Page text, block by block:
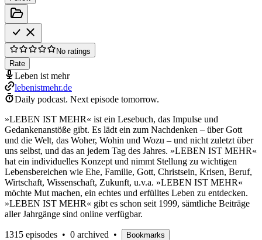
No ratings
Rate
Leben ist mehr
lebenistmehr.de
Daily podcast. Next episode tomorrow.
»LEBEN IST MEHR« ist ein Lesebuch, das Impulse und
Gedankenanstöße gibt. Es lädt ein zum Nachdenken – über Gott
und die Welt, das Woher, Wohin und Wozu – und nicht zuletzt über
uns selbst, und das an jedem Tag des Jahres. »LEBEN IST MEHR«
hat ein individuelles Konzept und nimmt Stellung zu wichtigen
Lebensbereichen wie Ehe, Familie, Gott, Christsein, Krisen, Beruf,
Wirtschaft, Wissenschaft, Zukunft, u.v.a. »LEBEN IST MEHR«
möchte Mut machen, ein echtes und erfülltes Leben zu entdecken.
»LEBEN IST MEHR« gibt es schon seit 1999, sämtliche Beiträge
aller Jahrgänge sind online verfügbar.
1315 episodes • 0 archived • Bookmarks